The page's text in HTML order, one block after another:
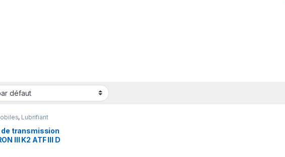
, Lubrifiant
de transmission
III K2 ATF III D